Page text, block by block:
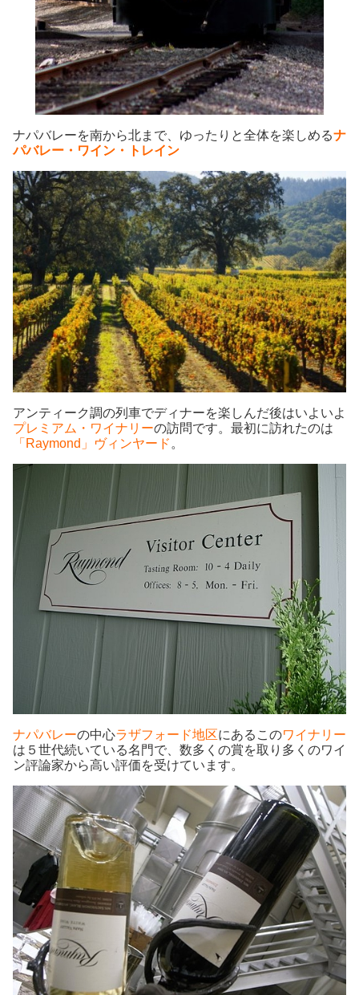
ナパバレーを南から北まで、ゆったりと全体を楽しめるナ
パバレー・ワイン・トレイン
アンティーク調の列車でディナーを楽しんだ後はいよいよ
プレミアム・ワイナリーの訪問です。最初に訪れたのは
「Raymond」ヴィンヤード 。
ナパバレーの中心ラザフォード地区にあるこのワイナリー
は５世代続いている名門で、数多くの賞を取り多くのワイ
ン評論家から高い評価を受けています。